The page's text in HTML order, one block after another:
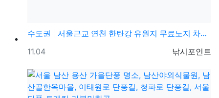
수도권
서울근교 연천 한탄강 유원지 무료노지 차박캠핑 가볼만한…
등록자
낚시포인트
등록일
11.04